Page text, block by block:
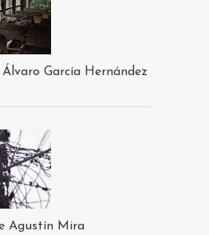
Álvaro García Hernández
Agustín Mira